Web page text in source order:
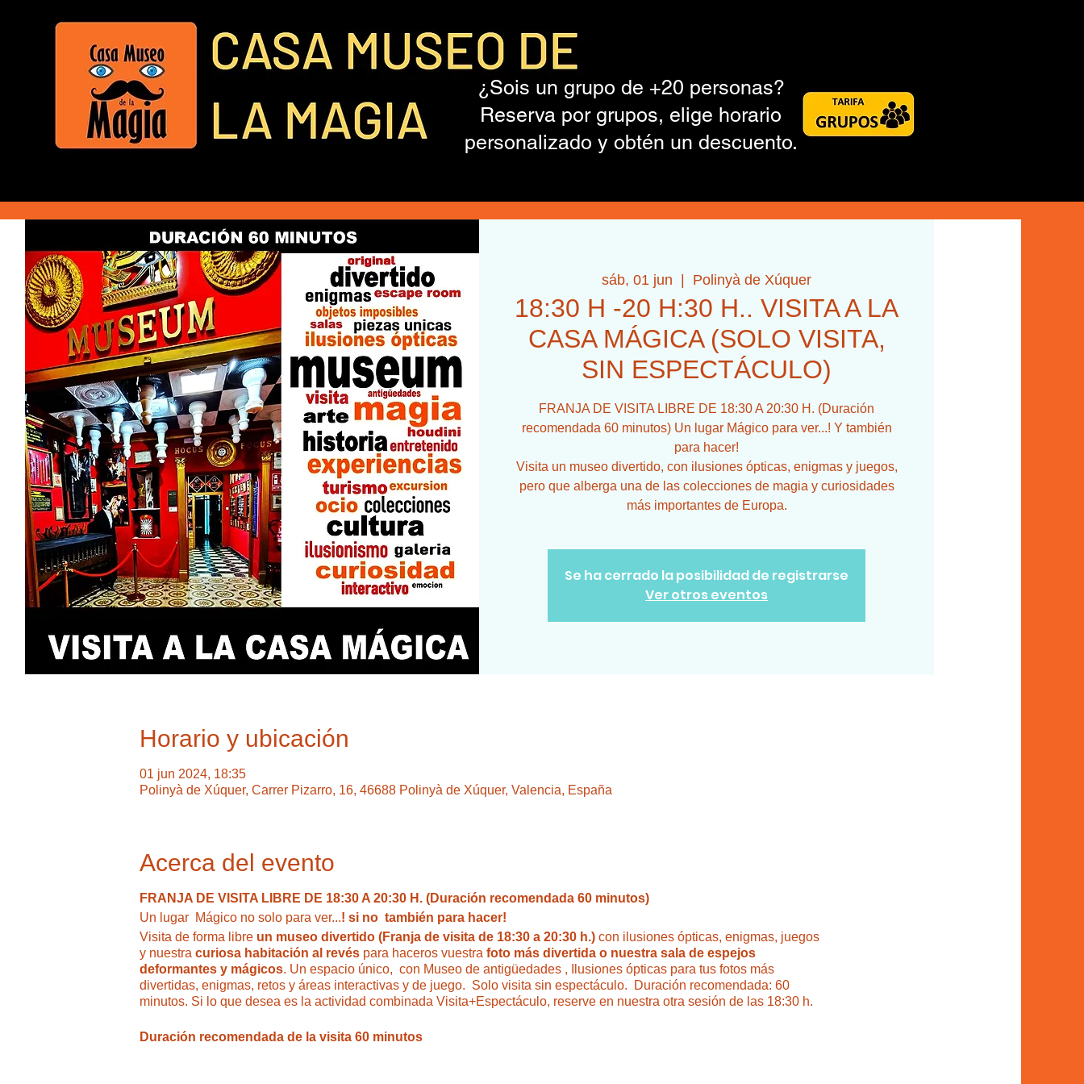
¿Sois un grupo de +20 personas?
Reserva por grupos, elige horario
personalizado y obtén un descuento.
sáb, 01 jun Polinyà de Xúquer
18:30 H -20 H:30 H.. VISITA A LA
CASA MÁGICA (SOLO VISITA,
SIN ESPECTÁCULO)
FRANJA DE VISITA LIBRE DE 18:30 A 20:30 H. (Duración
recomendada 60 minutos) Un lugar Mágico para ver...! Y también
para hacer!
Visita un museo divertido, con ilusiones ópticas, enigmas y juegos,
pero que alberga una de las colecciones de magia y curiosidades
más importantes de Europa.
Se ha cerrado la posibilidad de registrarse
Ver otros eventos
Horario y ubicación
01 jun 2024, 18:35
Polinyà de Xúquer, Carrer Pizarro, 16, 46688 Polinyà de Xúquer, Valencia, España
Acerca del evento
FRANJA DE VISITA LIBRE DE 18:30 A 20:30 H. (Duración recomendada 60 minutos)
Un lugar Mágico no solo para ver...! si no también para hacer!
Visita de forma libreun museo divertido (Franja de visita de 18:30 a 20:30 h.)con ilusiones ópticas, enigmas, juegos
y nuestra curiosa habitación al revéspara haceros vuestra foto más divertida o nuestra sala de espejos
deformantes y mágicos. Un espacio único, con Museo de antigüedades , Ilusiones ópticas para tus fotos más
divertidas, enigmas, retos y áreas interactivas y de juego. Solo visita sin espectáculo. Duración recomendada: 60
minutos. Si lo que desea es la actividad combinada Visita+Espectáculo, reserve en nuestra otra sesión de las 18:30 h.
Duración recomendada de la visita 60 minutos